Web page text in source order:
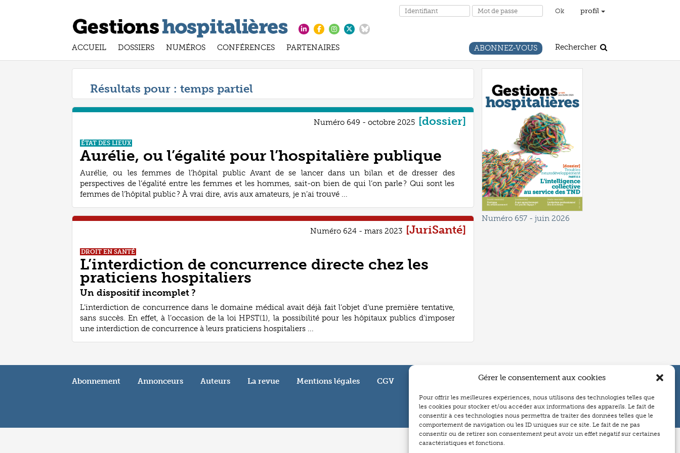
Gérer le consentement aux cookies
Pour offrir les meilleures expériences, nous utilisons des technologies telles que
les cookies pour stocker et/ou accéder aux informations des appareils. Le fait de
consentir à ces technologies nous permettra de traiter des données telles que le
comportement de navigation ou les ID uniques sur ce site. Le fait de ne pas
consentir ou de retirer son consentement peut avoir un effet négatif sur certaines
caractéristiques et fonctions.
profil
ACCUEIL DOSSIERS NUMÉROS CONFÉRENCES PARTENAIRES ABONNEZ-VOUS Rechercher
Résultats pour : temps partiel
Numéro 649 - octobre 2025 [dossier]
ÉTAT DES LIEUX
Aurélie, ou l’égalité pour l’hospitalière publique
Aurélie, ou les femmes de l'hôpital public Avant de se lancer dans un bilan et de dresser des
perspectives de l’égalité entre les femmes et les hommes, sait-on bien de qui l’on parle ? Qui sont les
femmes de l’hôpital public ? À vrai dire, avis aux amateurs, je n’ai trouvé ...
Numéro 624 - mars 2023 [JuriSanté]
DROIT EN SANTÉ
L’interdiction de concurrence directe chez les
praticiens hospitaliers
Un dispositif incomplet ?
L’interdiction de concurrence dans le domaine médical avait déjà fait l’objet d’une première tentative,
sans succès. En effet, à l’occasion de la loi HPST(1), la possibilité pour les hôpitaux publics d’imposer
une interdiction de concurrence à leurs praticiens hospitaliers ...
Numéro 657 - juin 2026
Abonnement Annonceurs Auteurs La revue Mentions légales CGV